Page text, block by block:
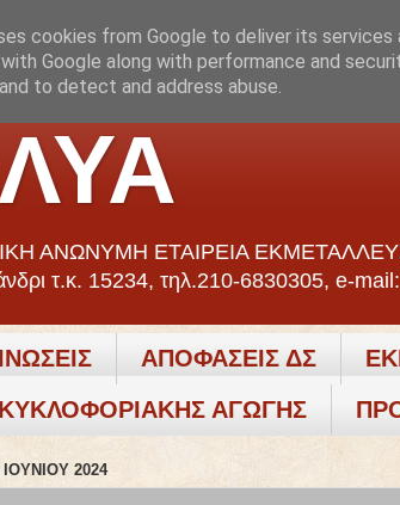
ΑΝΩΝΥΜΗ ΕΤΑΙΡΕΙΑ
τ.κ. 15234, τηλ.210-6830305, e-
ΑΠΟΦΑΣΕΙΣ ΔΣ
ΑΓΩΓΗΣ
2024
cookies from Google to deliver its
Google along with performance and
to detect and address abuse.